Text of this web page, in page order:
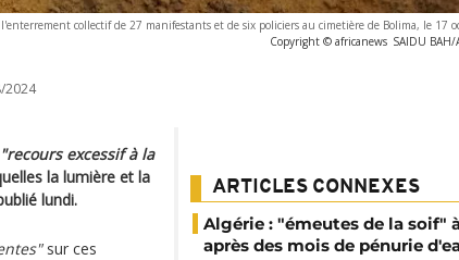
collectif de 27 manifestants et de six policiers au cimetière de Bolima, le 17
Copyright © africanews SAIDU BAH/
2024
"recours excessif à la
la lumière et la
lundi.
sur ces
ARTICLES CONNEXES
Algérie : "émeutes de la soif"
après des mois de pénurie